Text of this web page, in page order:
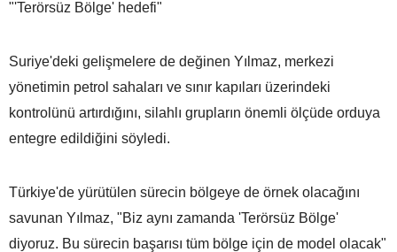
"'Terörsüz Bölge' hedefi"
Suriye'deki gelişmelere de değinen Yılmaz, merkezi
yönetimin petrol sahaları ve sınır kapıları üzerindeki
kontrolünü artırdığını, silahlı grupların önemli ölçüde orduya
entegre edildiğini söyledi.
Türkiye'de yürütülen sürecin bölgeye de örnek olacağını
savunan Yılmaz, "Biz aynı zamanda 'Terörsüz Bölge'
diyoruz. Bu sürecin başarısı tüm bölge için de model olacak"